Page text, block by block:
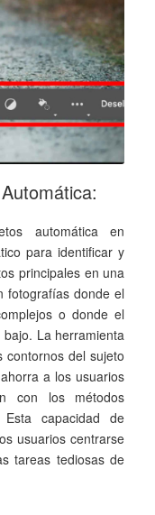
automática en
para identificar y
principales en una
fotografías donde el
o donde el
La herramienta
del sujeto
a los usuarios
con los métodos
Esta capacidad de
usuarios centrarse
tareas tediosas de